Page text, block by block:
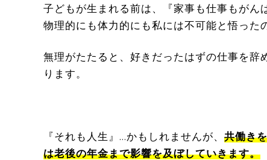
子どもが生まれる前は、『家事も仕事もがん
物理的にも体力的にも私には不可能と悟った
無理がたたると、好きだったはずの仕事を
ります。
『それも人生』…かもしれませんが、 共働き
は老後の年金まで影響を及ぼしていきます。